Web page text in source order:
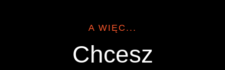
A WIĘC...
Chcesz